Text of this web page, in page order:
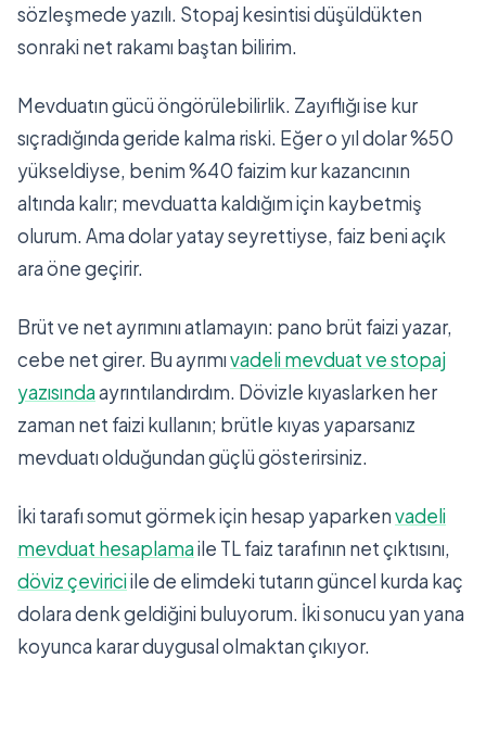
sözleşmede yazılı. Stopaj kesintisi düşüldükten
sonraki net rakamı baştan bilirim.
Mevduatın gücü öngörülebilirlik. Zayıflığı ise kur
sıçradığında geride kalma riski. Eğer o yıl dolar %50
yükseldiyse, benim %40 faizim kur kazancının
altında kalır; mevduatta kaldığım için kaybetmiş
olurum. Ama dolar yatay seyrettiyse, faiz beni açık
ara öne geçirir.
Brüt ve net ayrımını atlamayın: pano brüt faizi yazar,
cebe net girer. Bu ayrımıvadeli mevduat ve stopaj
yazısındaayrıntılandırdım. Dövizle kıyaslarken her
zaman net faizi kullanın; brütle kıyas yaparsanız
mevduatı olduğundan güçlü gösterirsiniz.
İki tarafı somut görmek için hesap yaparkenvadeli
mevduat hesaplamaile TL faiz tarafının net çıktısını,
döviz çeviriciile de elimdeki tutarın güncel kurda kaç
dolara denk geldiğini buluyorum. İki sonucu yan yana
koyunca karar duygusal olmaktan çıkıyor.